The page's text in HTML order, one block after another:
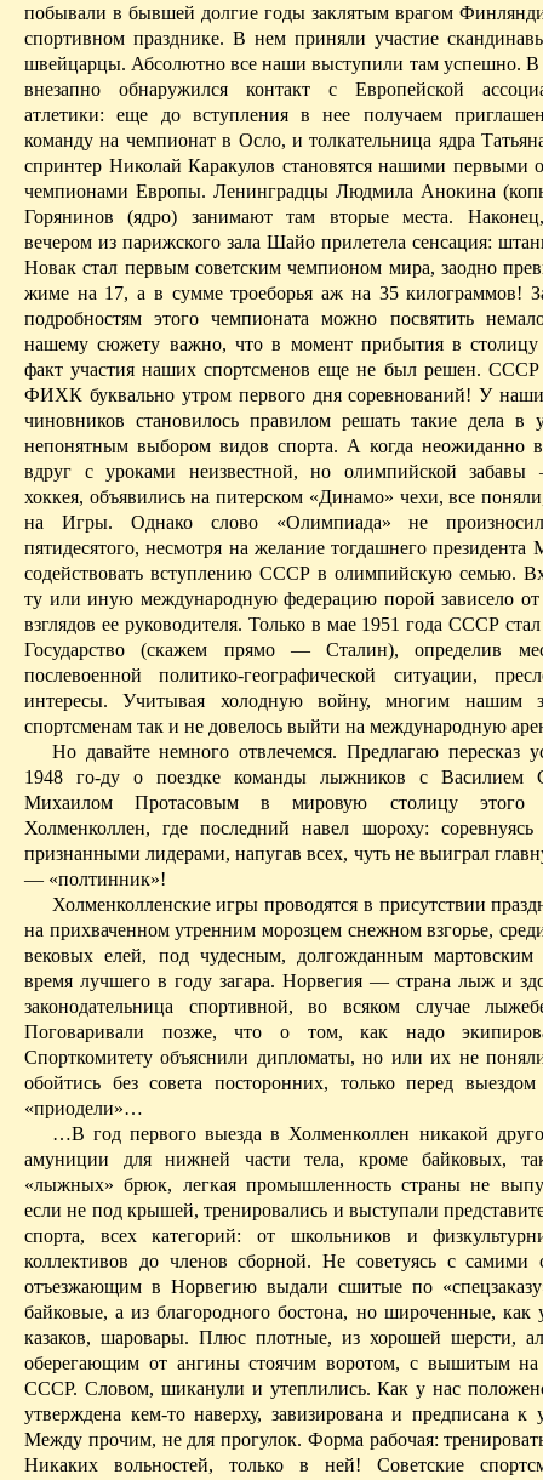
побывали в бывшей долгие годы заклятым врагом
спортивном празднике. В нем приняли участие
швейцарцы. Абсолютно все наши выступили там успешно. В
внезапно обнаружился контакт с Европейской
атлетики: еще до вступления в нее получаем
команду на чемпионат в Осло, и толкательница ядра
спринтер Николай Каракулов становятся нашими первыми
чемпионами Европы. Ленинградцы Людмила Анокина
Горянинов (ядро) занимают там вторые места.
вечером из парижского зала Шайо прилетела сенсация:
Новак стал первым совет­ским чемпионом мира, заодно
жиме на 17, а в сумме троеборьяаж на 35 килограммов!
подробностям этого чемпионата можно посвятить
нашему сюжету важно, что в момент прибытия в
факт участия наших спортсменов еще не был решен.
ФИХК буквально утром первого дня соревнований! У
чиновников становилось правилом решать такие дела в
непонятным выбором видов спорта. А когда неожиданно
вдруг с уроками неизвестной, но олимпийской забавы
хоккея, объявились на питерском «Динамо» чехи, все
на Игры. Однако слово «Олимпиада» не
пятидесятого, несмотря на желание тогдашнегопрезидента
содействовать вступлению СССР в олимпийскую семью.
ту или иную международную федерацию порой зависело от
взглядов ее руководителя. Только в мае 1951 года СССР ст
Государство (скажем прямо — Сталин), определив
послевоенной политико-географической ситуации,
интересы. Учитывая холодную войну, многим нашим
спортсменам так и не довелось выйти на международную
Но давайте немного отвлечемся. Предлагаю пересказ
1948 го­-ду о поездке команды лыжников с Василием
Михаилом Протасовым в мировую столицу этого
Холменколлен, где последний навел шороху: соревнуясь
признанными лидерами, напугав всех, чуть не выиграл
— «полтинник»!
Холменколленские игры проводятся в присутствии
на прихваченном утренним морозцем снежном взгорье,
вековых елей, под чудесным, долгожданным
время лучшего в году загара. Норвегия — страна лыж и
законодательница спортивной, во всяком случае
Поговаривали позже, что о том, как надо
Спорткомитету объяснили дипломаты, но или их не
обойтись без совета посторонних, только перед
«приодели»…
…В год первого выезда в Холменколлен никакой
амуниции для нижней части тела, кроме байковых,
«лыжных» брюк, легкая промышленность страны не
если не под крышей, тренировались и выступали
спорта, всех категорий: от школьников и
коллективов до членов сборной. Не советуясь с самими
отъезжающим в Норвегию выдали сшитые по
байковые, а из благородного бостона, но широченные, как
казаков, шаровары. Плюс плотные, из хорошей шерсти,
оберегающим от ангины стоячим воротом, с вышитым на
СССР. Словом, шиканули и утеплились. Как у нас
утверждена кем-то наверху, завизирована и предписана к
Между прочим, не для прогулок. Форма рабочая:
Никаких вольностей, только в ней! Советские